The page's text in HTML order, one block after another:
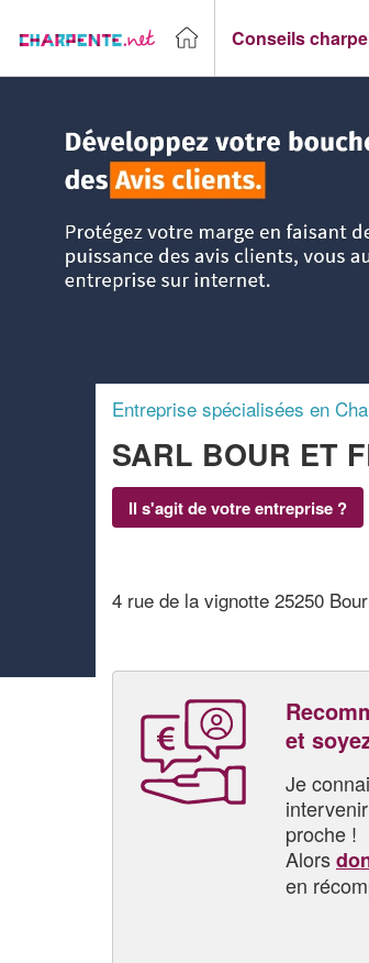
Conseils
Entreprise spécialisées en
SARL BOUR ET
Il s'agit de votre entreprise ?
4 rue de la vignotte 25250
et
Je
proche !
Alors
en